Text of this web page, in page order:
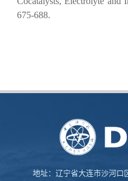
675-688.
地址：辽宁省大连市沙河